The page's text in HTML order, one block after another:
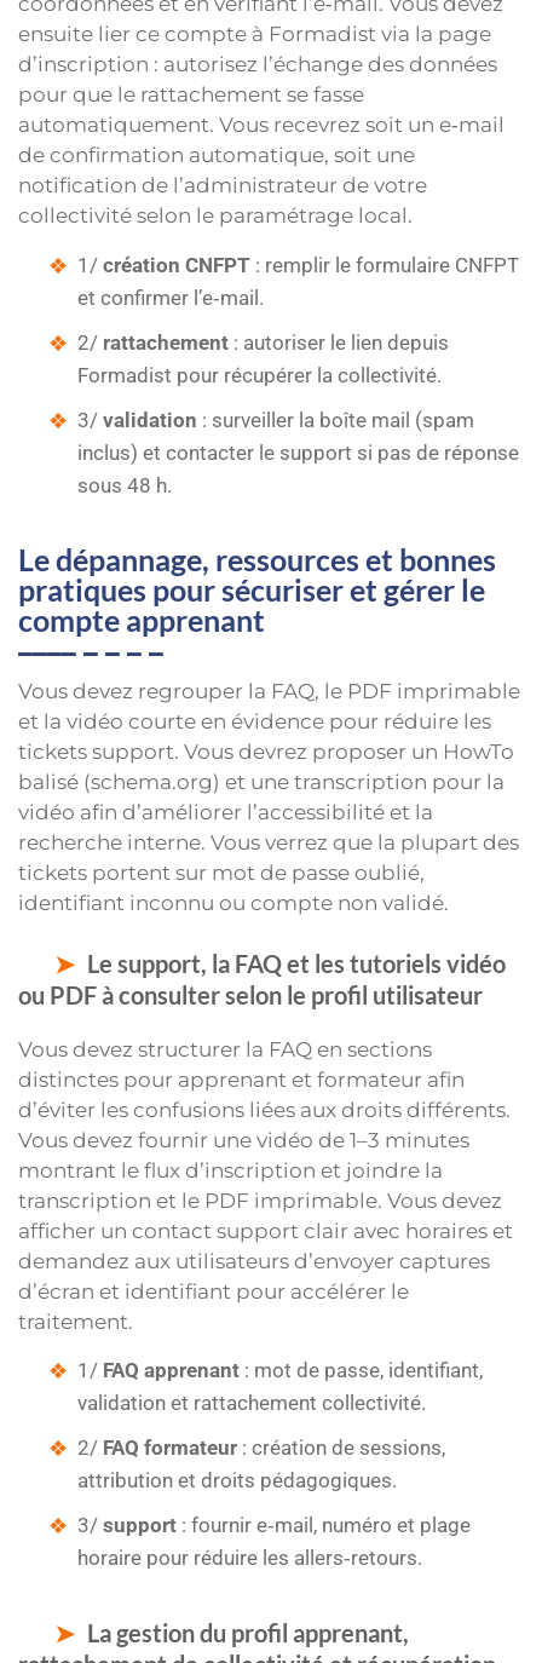
ensuite lier ce compte à Formadist via la page
d’inscription : autorisez l’échange des données
pour que le rattachement se fasse
automatiquement. Vous recevrez soit un e‑mail
de confirmation automatique, soit une
notification de l’administrateur de votre
collectivité selon le paramétrage local.
1/ création CNFPT : remplir le formulaire CNFPT
et confirmer l’e‑mail.
2/ rattachement : autoriser le lien depuis
Formadist pour récupérer la collectivité.
3/ validation : surveiller la boîte mail (spam
inclus) et contacter le support si pas de réponse
sous 48 h.
Le dépannage, ressources et bonnes
pratiques pour sécuriser et gérer le
compte apprenant
Vous devez regrouper la FAQ, le PDF imprimable
et la vidéo courte en évidence pour réduire les
tickets support. Vous devrez proposer un HowTo
balisé (schema.org) et une transcription pour la
vidéo afin d’améliorer l’accessibilité et la
recherche interne. Vous verrez que la plupart des
tickets portent sur mot de passe oublié,
identifiant inconnu ou compte non validé.
Le support, la FAQ et les tutoriels vidéo
ou PDF à consulter selon le profil utilisateur
Vous devez structurer la FAQ en sections
distinctes pour apprenant et formateur afin
d’éviter les confusions liées aux droits différents.
Vous devez fournir une vidéo de 1–3 minutes
montrant le flux d’inscription et joindre la
transcription et le PDF imprimable. Vous devez
afficher un contact support clair avec horaires et
demandez aux utilisateurs d’envoyer captures
d’écran et identifiant pour accélérer le
traitement.
1/ FAQ apprenant : mot de passe, identifiant,
validation et rattachement collectivité.
2/ FAQ formateur : création de sessions,
attribution et droits pédagogiques.
3/ support : fournir e‑mail, numéro et plage
horaire pour réduire les allers‑retours.
La gestion du profil apprenant,